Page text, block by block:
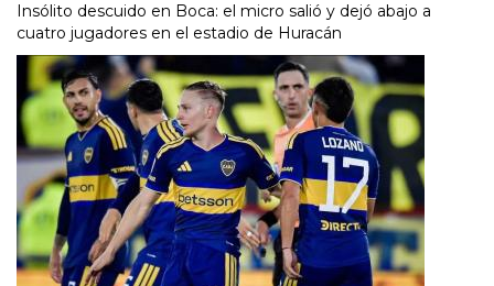
Insólito descuido en Boca: el micro salió y dejó abajo a
cuatro jugadores en el estadio de Huracán